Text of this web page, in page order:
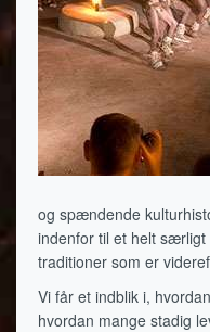
og spændende
indenfor til et helt
traditioner som er
Vi får et indblik i,
hvordan mange stadig